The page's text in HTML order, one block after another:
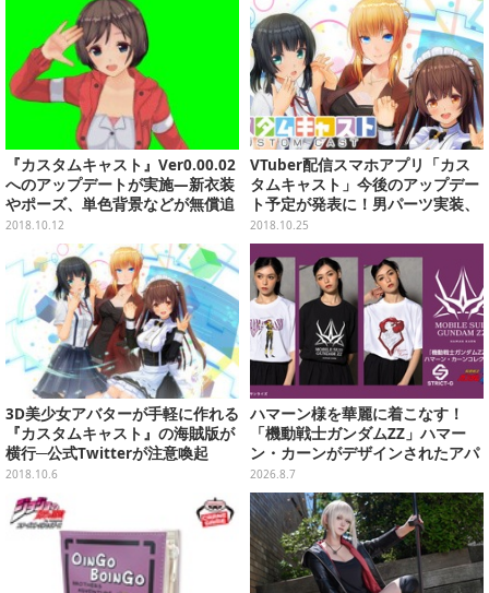
『カスタムキャスト』Ver0.00.02
へのアップデートが実施―新衣装
やポーズ、単色背景などが無償追
加！
2018.10.12
VTuber配信スマホアプリ「カス
タムキャスト」今後のアップデー
ト予定が発表に！男パーツ実装、
月ノ美兎コラボも
2018.10.25
3D美少女アバターが手軽に作れる
『カスタムキャスト』の海賊版が
横行─公式Twitterが注意喚起
2018.10.6
ハマーン様を華麗に着こなす！
「機動戦士ガンダムZZ」ハマー
ン・カーンがデザインされたアパ
レルが販売
2026.8.7